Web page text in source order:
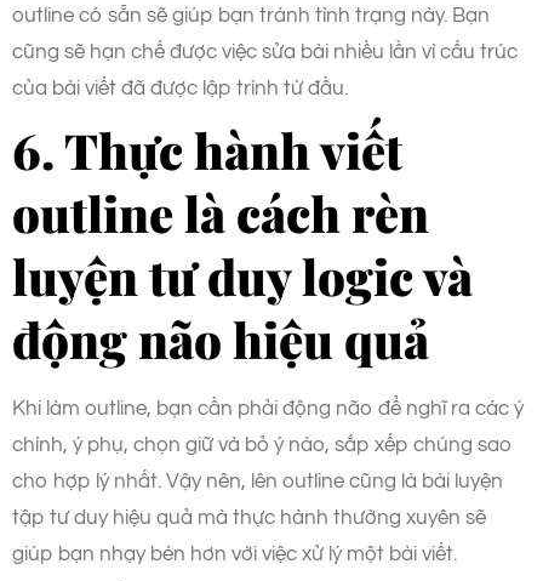
outline có sẵn sẽ giúp bạn tránh tình trạng này. Bạn
cũng sẽ hạn chế được việc sửa bài nhiều lần vì cấu trúc
của bài viết đã được lập trình từ đầu.
6. Thực hành viết
outline là cách rèn
luyện tư duy logic và
động não hiệu quả
Khi làm outline, bạn cần phải động não để nghĩ ra các ý
chính, ý phụ, chọn giữ và bỏ ý nào, sắp xếp chúng sao
cho hợp lý nhất. Vậy nên, lên outline cũng là bài luyện
tập tư duy hiệu quả mà thực hành thường xuyên sẽ
giúp bạn nhạy bén hơn với việc xử lý một bài viết.